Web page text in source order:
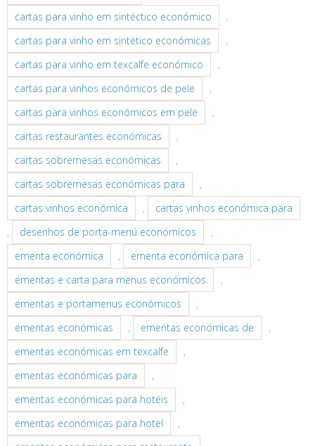
cartas para vinho em sintéctico económico
,
cartas para vinho em sintético económicas
,
cartas para vinho em texcalfe económico
,
cartas para vinhos económicos de pele
,
cartas para vinhos económicos em pele
,
cartas restaurantes económicas
,
cartas sobremesas económicas
,
cartas sobremesas económicas para
,
cartas vinhos económica
,
cartas vinhos económica para
,
desenhos de porta-menú económicos
,
ementa económica
, ementa económica para
,
ementas e carta para menus económicos
,
ementas e portamenus económicos
,
ementas económicas
, ementas económicas de
,
ementas económicas em texcalfe
,
ementas económicas para
,
ementas económicas para hotéis
,
ementas económicas para hotel
,